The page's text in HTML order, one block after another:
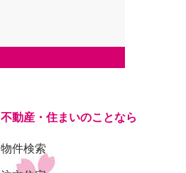
不動産・住まいのことなら
物件検索